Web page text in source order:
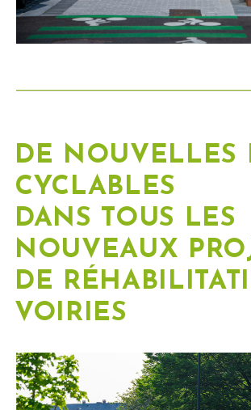
DE NOUVELLES
CYCLABLES
DANS TOUS LES
NOUVEAUX
DE
VOIRIES